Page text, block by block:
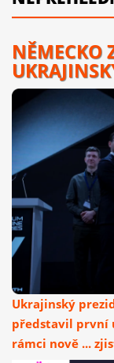
NĚMECKO
Ukrajinský
představil první
rámci nově ...